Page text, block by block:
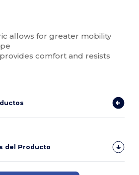
allows for greater mobility
comfort and resists
del Producto